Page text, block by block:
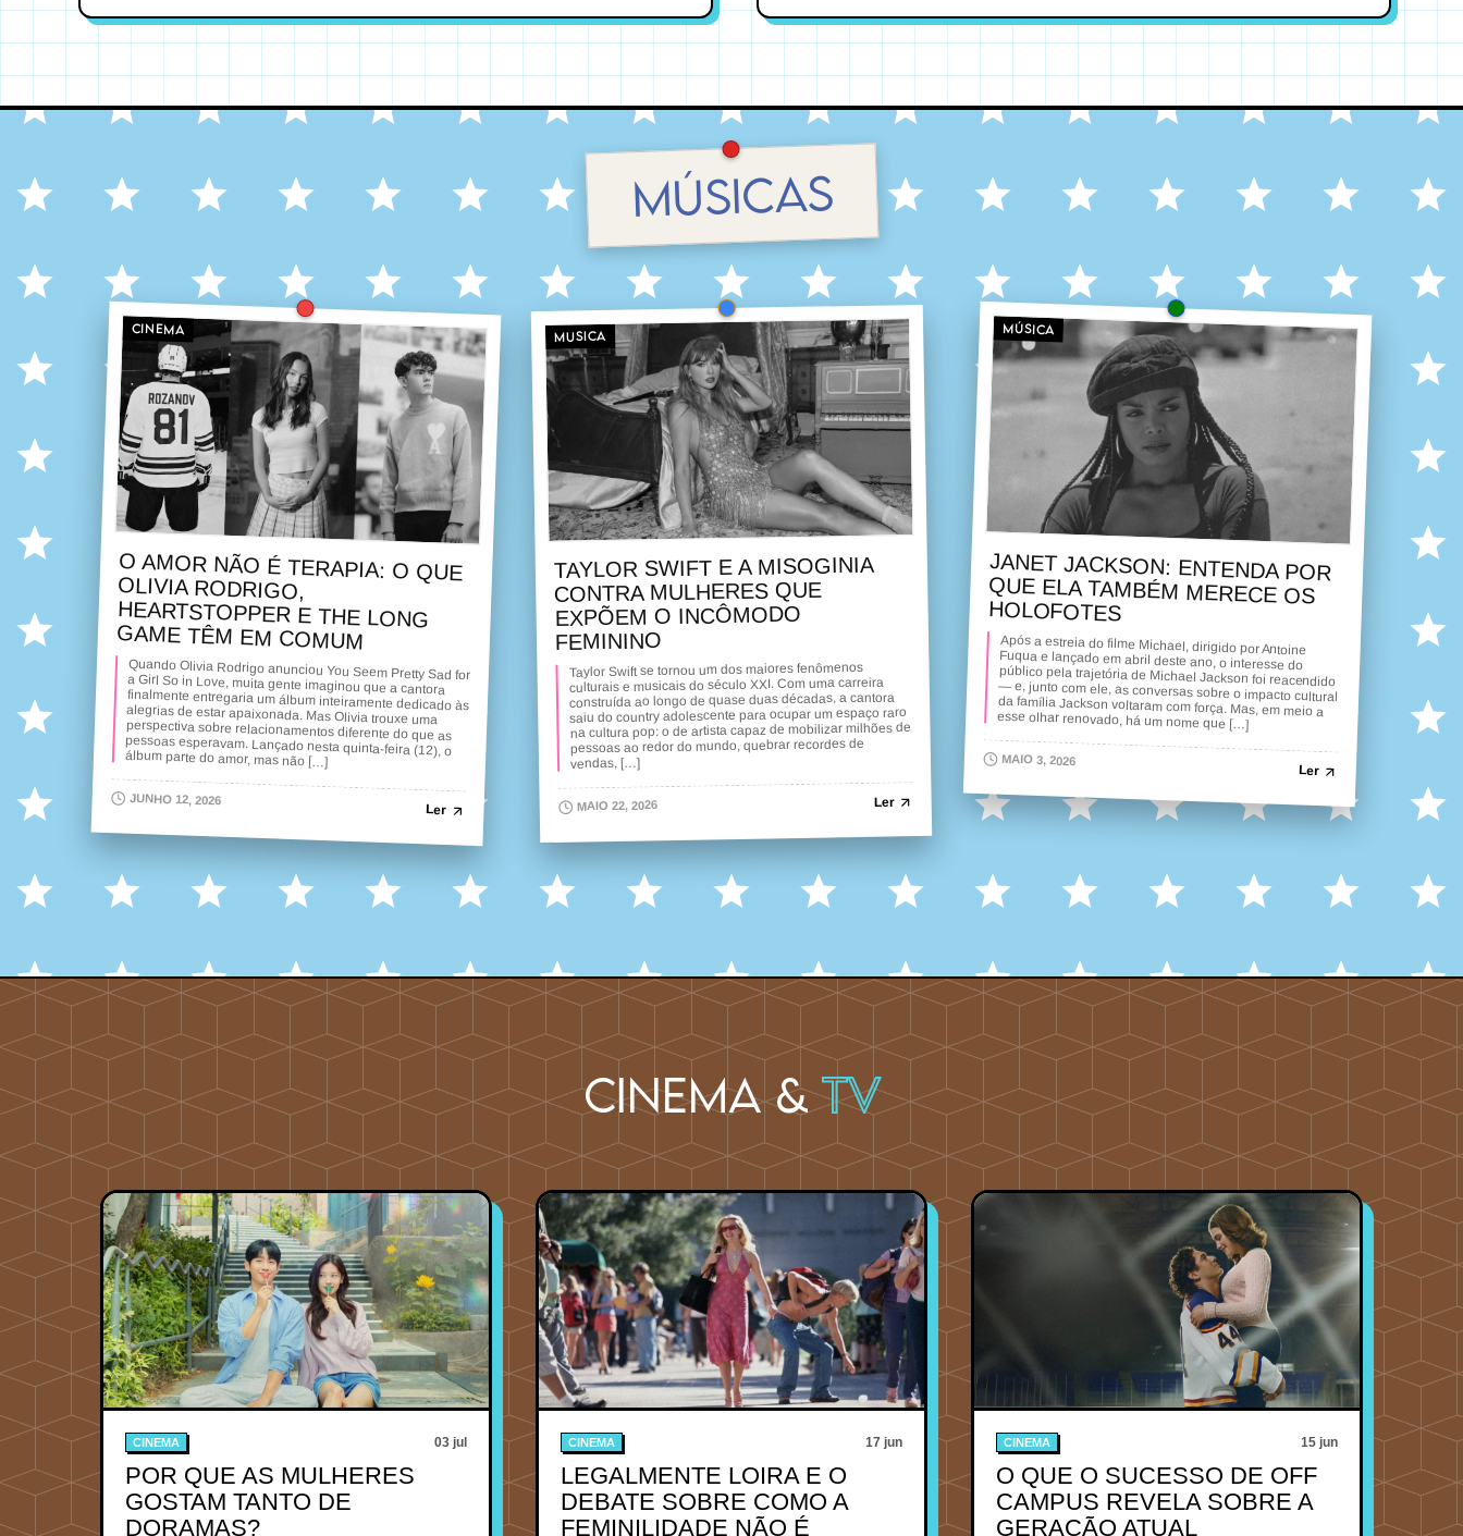
MÚSICAS
CINEMA
O AMOR NÃO É TERAPIA: O QUE
OLIVIA RODRIGO,
HEARTSTOPPER E THE LONG
GAME TÊM EM COMUM
Quando Olivia Rodrigo anunciou You Seem Pretty Sad for
a Girl So in Love, muita gente imaginou que a cantora
finalmente entregaria um álbum inteiramente dedicado às
alegrias de estar apaixonada. Mas Olivia trouxe uma
perspectiva sobre relacionamentos diferente do que as
pessoas esperavam. Lançado nesta quinta-feira (12), o
álbum parte do amor, mas não […]
JUNHO 12, 2026
Ler
MUSICA
TAYLOR SWIFT E A MISOGINIA
CONTRA MULHERES QUE
EXPÕEM O INCÔMODO
FEMININO
Taylor Swift se tornou um dos maiores fenômenos
culturais e musicais do século XXI. Com uma carreira
construída ao longo de quase duas décadas, a cantora
saiu do country adolescente para ocupar um espaço raro
na cultura pop: o de artista capaz de mobilizar milhões de
pessoas ao redor do mundo, quebrar recordes de
vendas, […]
MAIO 22, 2026 Ler
MÚSICA
JANET JACKSON: ENTENDA POR
QUE ELA TAMBÉM MERECE OS
HOLOFOTES
Após a estreia do filme Michael, dirigido por Antoine
Fuqua e lançado em abril deste ano, o interesse do
público pela trajetória de Michael Jackson foi reacendido
— e, junto com ele, as conversas sobre o impacto cultural
da família Jackson voltaram com força. Mas, em meio a
esse olhar renovado, há um nome que […]
MAIO 3, 2026
Ler
Cinema &TV
CINEMA 03 jul
POR QUE AS MULHERES
GOSTAM TANTO DE
DORAMAS?
CINEMA 17 jun
LEGALMENTE LOIRA E O
DEBATE SOBRE COMO A
FEMINILIDADE NÃO É
CINEMA 15 jun
O QUE O SUCESSO DE OFF
CAMPUS REVELA SOBRE A
GERAÇÃO ATUAL